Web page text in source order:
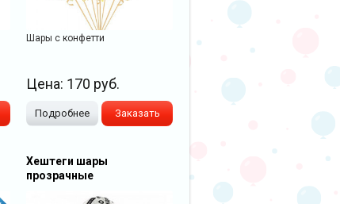
Шары с конфетти
Цена: 170 руб.
Подробнее Заказать
Хештеги шары
прозрачные